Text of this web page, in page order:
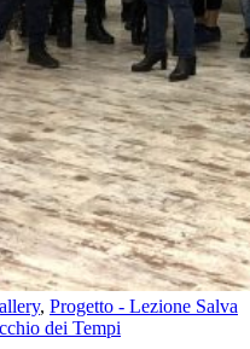
, Progetto - Lezione Salva
dei Tempi